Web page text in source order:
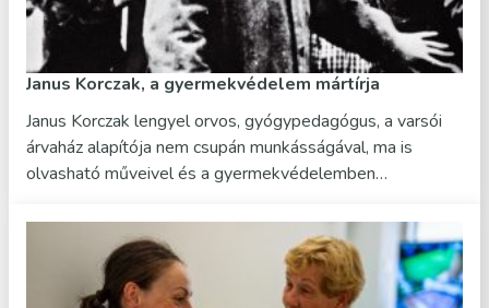
Janus Korczak, a gyermekvédelem mártírja
Janus Korczak lengyel orvos, gyógypedagógus, a varsói
árvaház alapítója nem csupán munkásságával, ma is
olvasható műveivel és a gyermekvédelemben…